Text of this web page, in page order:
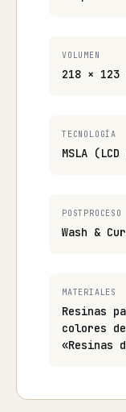
VOLUMEN
218 × 123
TECNOLOGÍA
MSLA
POSTPROCESO
Wash &
MATERIALES
Resinas
colores
«Resinas